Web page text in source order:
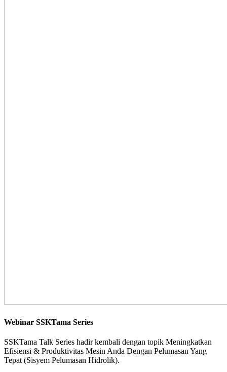
Webinar SSKTama Series
SSKTama Talk Series hadir kembali dengan topik Meningkatkan
Efisiensi & Produktivitas Mesin Anda Dengan Pelumasan Yang
Tepat (Sisyem Pelumasan Hidrolik).